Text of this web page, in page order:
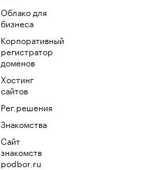
Облако для
бизнеса
Корпоративный
регистратор
доменов
Хостинг
сайтов
Рег.решения
Знакомства
Сайт
знакомств
podbor.ru